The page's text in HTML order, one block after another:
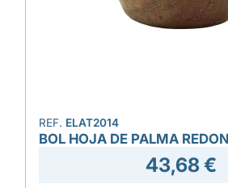
REF. ELAT2014
BOL HOJA DE PALMA
43,68 €